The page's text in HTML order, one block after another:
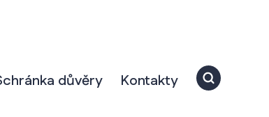
důvěry Kontakty